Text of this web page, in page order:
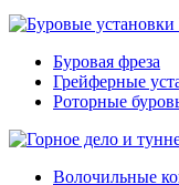
Буровая фреза
Грейферные
Роторные
Волочильные